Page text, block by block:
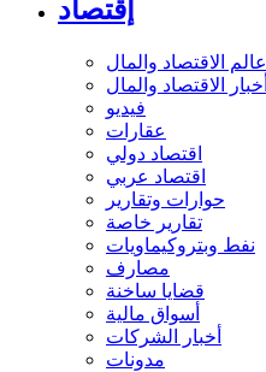
إقتصاد
عالم الاقتصاد والمال
أخبار الاقتصاد والمال
فيديو
عقارات
اقتصاد دولي
اقتصاد عربي
حوارات وتقارير
تقارير خاصة
نفط وبتروكيماويات
مصارف
قضايا ساخنة
أسواق مالية
أخبار الشركات
مدونات